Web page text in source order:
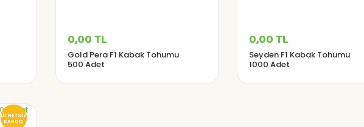
0,00 TL
Gold Pera F1 Kabak Tohumu
500 Adet
0,00 TL
Seyden F1 Kabak Tohumu
1000 Adet
ÜCRETSİZ
KARGO